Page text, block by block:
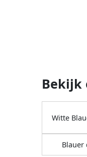
Bekijk
Witte
Blauer